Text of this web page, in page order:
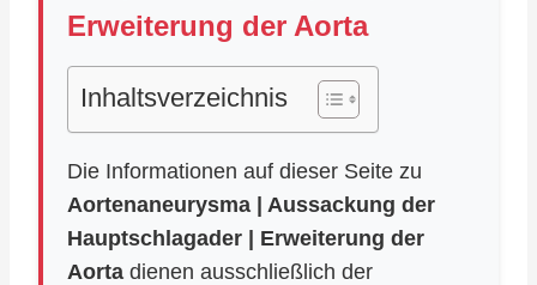
Erweiterung der Aorta
Inhaltsverzeichnis
Die Informationen auf dieser Seite zu
Aortenaneurysma | Aussackung der
Hauptschlagader | Erweiterung der
Aorta dienen ausschließlich der